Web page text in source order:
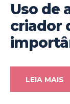
Uso de
criador
LEIA MAIS